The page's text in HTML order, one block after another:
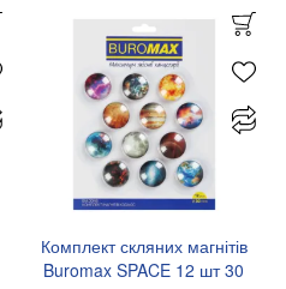
Комплект скляних магнітів
Buromax SPACE 12 шт 30